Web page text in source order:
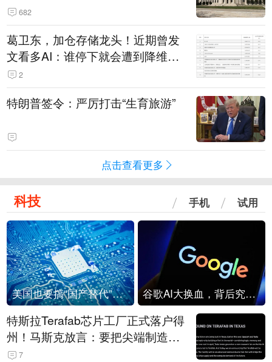
682
葛卫东，加仓存储龙头！近期曾发
文看多AI：谁停下就会遭到降维打
击 2
特朗普签令：严厉打击“生育旅游”
点击查看更多
科技 手机 试用
美国也要搞“国产替代”？先算清三笔账 谷歌AI大换血，背后究竟发生了什么？
特斯拉Terafab芯片工厂正式落户得
州！马斯克放言：要把尖端制造带
回美国
7